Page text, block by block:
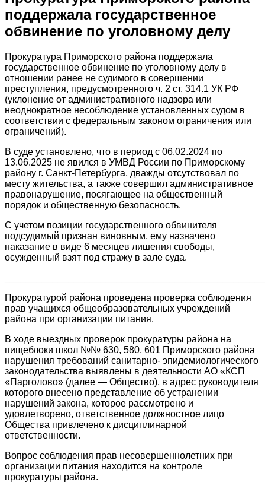
поддержала государственное
обвинение по уголовному делу
Прокуратура Приморского района поддержала
государственное обвинение по уголовному делу в
отношении ранее не судимого в совершении
преступления, предусмотренного ч. 2 ст. 314.1 УК РФ
(уклонение от административного надзора или
неоднократное несоблюдение установленных судом в
соответствии с федеральным законом ограничения или
ограничений).
В суде установлено, что в период с 06.02.2024 по
13.06.2025 не явился в УМВД России по Приморскому
району г. Санкт-Петербурга, дважды отсутствовал по
месту жительства, а также совершил административное
правонарушение, посягающее на общественный
порядок и общественную безопасность.
С учетом позиции государственного обвинителя
подсудимый признан виновным, ему назначено
наказание в виде 6 месяцев лишения свободы,
осужденный взят под стражу в зале суда.
Прокуратурой района проведена проверка соблюдения
прав учащихся общеобразовательных учреждений
района при организации питания.
В ходе выездных проверок прокуратуры района на
пищеблоки школ №№ 630, 580, 601 Приморского района
нарушения требований санитарно- эпидемиологического
законодательства выявлены в деятельности АО «КСП
«Парголово» (далее — Общество), в адрес руководителя
которого внесено представление об устранении
нарушений закона, которое рассмотрено и
удовлетворено, ответственное должностное лицо
Общества привлечено к дисциплинарной
ответственности.
Вопрос соблюдения прав несовершеннолетних при
организации питания находится на контроле
прокуратуры района.